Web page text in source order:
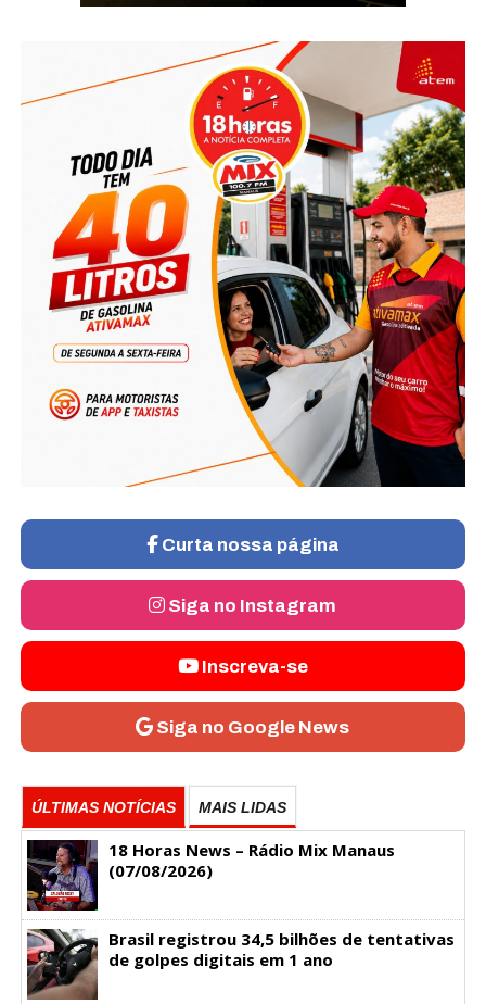
Curta nossa página
Siga no Instagram
Inscreva-se
Siga no Google News
ÚLTIMAS NOTÍCIAS MAIS LIDAS
18 Horas News​​​​​​​​​​​​ – Rádio Mix Manaus
(07/08/2026)
Brasil registrou 34,5 bilhões de tentativas
de golpes digitais em 1 ano